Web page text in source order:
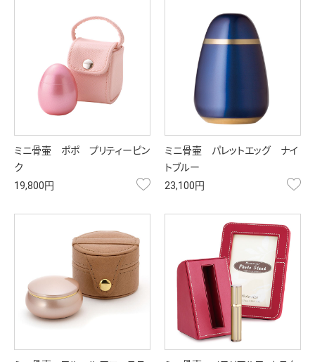
ミニ骨壷 ポポ プリティーピン
ク
19,800円
お気に入り
ミニ骨壷 パレットエッグ ナイ
トブルー
23,100円